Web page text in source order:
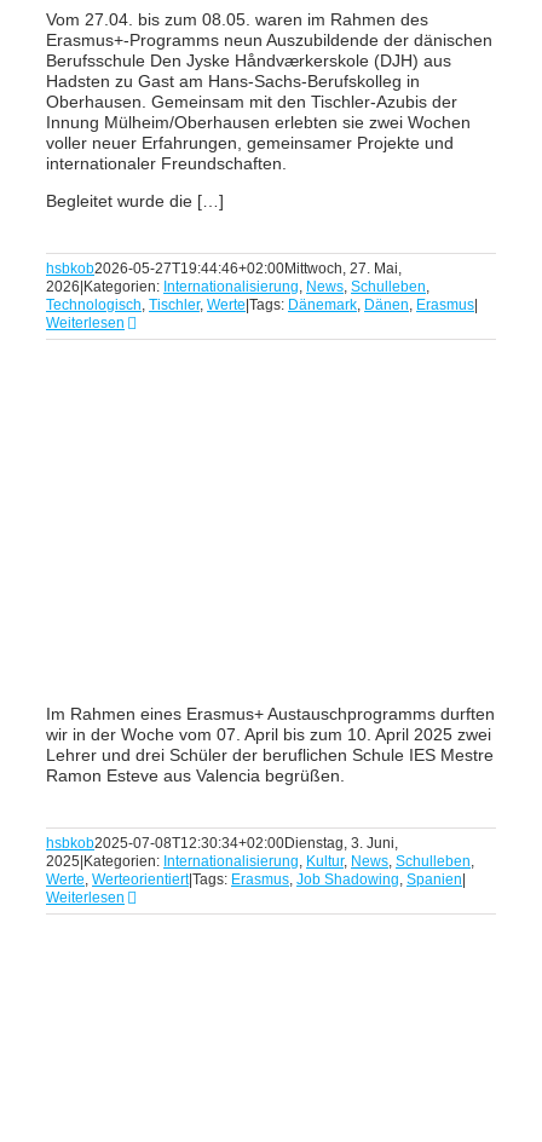
Vom 27.04. bis zum 08.05. waren im Rahmen des
Erasmus+-Programms neun Auszubildende der dänischen
Berufsschule Den Jyske Håndværkerskole (DJH) aus
Hadsten zu Gast am Hans-Sachs-Berufskolleg in
Oberhausen. Gemeinsam mit den Tischler-Azubis der
Innung Mülheim/Oberhausen erlebten sie zwei Wochen
voller neuer Erfahrungen, gemeinsamer Projekte und
internationaler Freundschaften.
Begleitet wurde die […]
hsbkob2026-05-27T19:44:46+02:00Mittwoch, 27. Mai,
2026 Kategorien: Internationalisierung, News, Schulleben,
Technologisch, Tischler, Werte Tags: Dänemark, Dänen, Erasmus
Weiterlesen
Im Rahmen eines Erasmus+ Austauschprogramms durften
wir in der Woche vom 07. April bis zum 10. April 2025 zwei
Lehrer und drei Schüler der beruflichen Schule IES Mestre
Ramon Esteve aus Valencia begrüßen.
hsbkob2025-07-08T12:30:34+02:00Dienstag, 3. Juni,
2025 Kategorien: Internationalisierung, Kultur, News, Schulleben,
Werte, Werteorientiert|Tags: Erasmus, Job Shadowing, Spanien
Weiterlesen